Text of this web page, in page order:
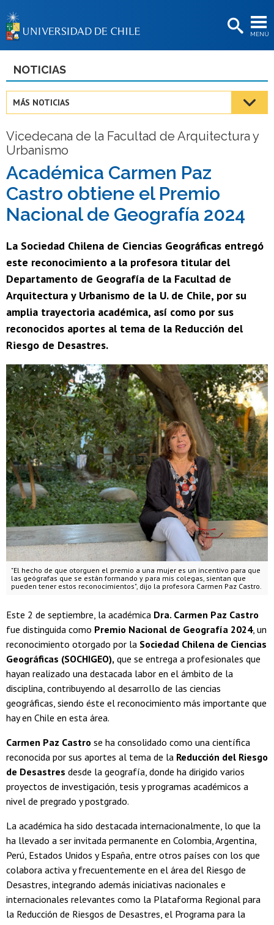
MENÚ
BIBLIOTECAS
Estudiantes
Académicas/os
Egresadas/os
NOTICIAS
MÁS NOTICIAS
Vicedecana de la Facultad de Arquitectura y
Urbanismo
Académica Carmen Paz
Castro obtiene el Premio
Nacional de Geografía 2024
La Sociedad Chilena de Ciencias Geográficas entregó
este reconocimiento a la profesora titular del
Departamento de Geografía de la Facultad de
Arquitectura y Urbanismo de la U. de Chile, por su
amplia trayectoria académica, así como por sus
reconocidos aportes al tema de la Reducción del
Riesgo de Desastres.
"El hecho de que otorguen el premio a una mujer es un incentivo para que
las geógrafas que se están formando y para mis colegas, sientan que
pueden tener estos reconocimientos", dijo la profesora Carmen Paz Castro.
Este 2 de septiembre, la académica Dra. Carmen Paz Castro
fue distinguida como Premio Nacional de Geografía 2024, un
reconocimiento otorgado por la Sociedad Chilena de Ciencias
Geográficas (SOCHIGEO), que se entrega a profesionales que
hayan realizado una destacada labor en el ámbito de la
disciplina, contribuyendo al desarrollo de las ciencias
geográficas, siendo éste el reconocimiento más importante que
hay en Chile en esta área.
Carmen Paz Castro se ha consolidado como una científica
reconocida por sus aportes al tema de la Reducción del Riesgo
de Desastres desde la geografía, donde ha dirigido varios
proyectos de investigación, tesis y programas académicos a
nivel de pregrado y postgrado.
La académica ha sido destacada internacionalmente, lo que la
ha llevado a ser invitada permanente en Colombia, Argentina,
Perú, Estados Unidos y España, entre otros países con los que
colabora activa y frecuentemente en el área del Riesgo de
Desastres, integrando además iniciativas nacionales e
internacionales relevantes como la Plataforma Regional para
la Reducción de Riesgos de Desastres, el Programa para la